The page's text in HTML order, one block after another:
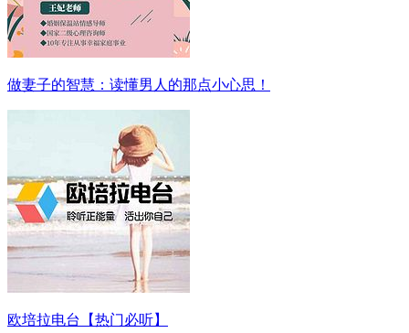
做妻子的智慧：读懂男人的那点小心思！
欧培拉电台【热门必听】